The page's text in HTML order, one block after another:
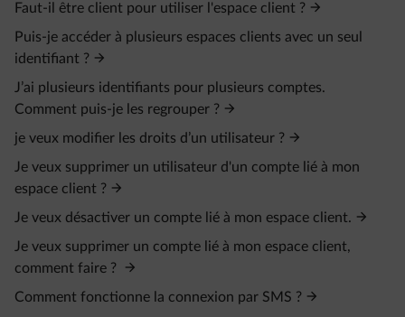
Faut-il être client pour utiliser l'espace client ?
Puis-je accéder à plusieurs espaces clients avec un seul
identifiant ?
J’ai plusieurs identifiants pour plusieurs comptes.
Comment puis-je les regrouper ?
je veux modifier les droits d’un utilisateur ?
Je veux supprimer un utilisateur d'un compte lié à mon
espace client ?
Je veux désactiver un compte lié à mon espace client.
Je veux supprimer un compte lié à mon espace client,
comment faire ?
Comment fonctionne la connexion par SMS ?